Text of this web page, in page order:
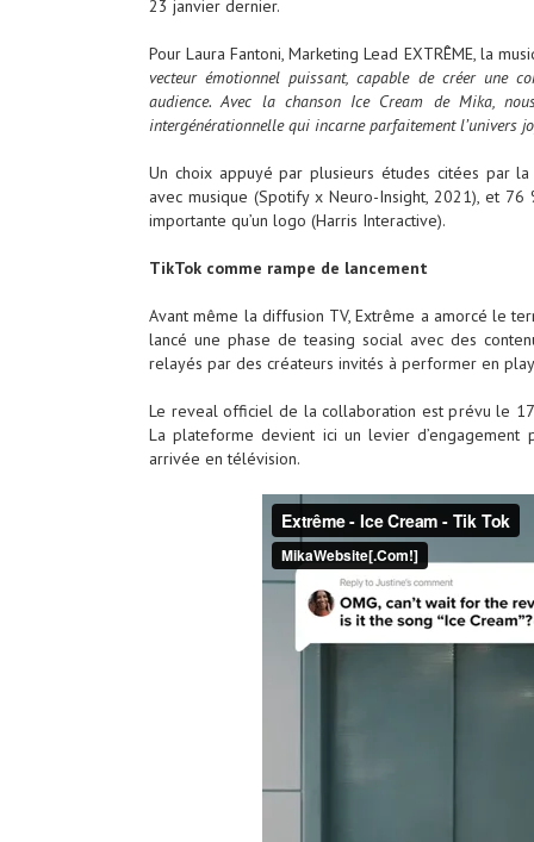
23 janvier dernier.
Pour Laura Fantoni, Marketing Lead EXTRÊME, la
vecteur émotionnel puissant, capable de créer une
audience. Avec la chanson Ice Cream de Mika,
intergénérationnelle qui incarne parfaitement l’univers
Un choix appuyé par plusieurs études citées par
avec musique (Spotify x Neuro-Insight, 2021), et
importante qu’un logo (Harris Interactive).
TikTok comme rampe de lancement
Avant même la diffusion TV, Extrême a amorcé le
lancé une phase de teasing social avec des
relayés par des créateurs invités à performer en
Le reveal officiel de la collaboration est prévu le
La plateforme devient ici un levier
arrivée en télévision.